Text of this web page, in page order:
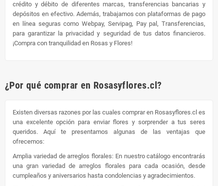
crédito y débito de diferentes marcas, transferencias bancarias y
depósitos en efectivo. Además, trabajamos con plataformas de pago
en línea seguras como Webpay, Servipag, Pay pal, Transferencias,
para garantizar la privacidad y seguridad de tus datos financieros.
¡Compra con tranquilidad en Rosas y Flores!
¿Por qué comprar en Rosasyflores.cl?
Existen diversas razones por las cuales comprar en Rosasyflores.cl es
una excelente opción para enviar flores y sorprender a tus seres
queridos. Aquí te presentamos algunas de las ventajas que
ofrecemos:
Amplia variedad de arreglos florales: En nuestro catálogo encontrarás
una gran variedad de arreglos florales para cada ocasión, desde
cumpleaños y aniversarios hasta condolencias y agradecimientos.